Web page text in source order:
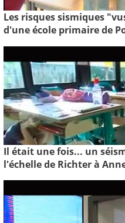
Les risques sismiques
d'une école primaire de
Il était une fois... un
l'échelle de Richter à